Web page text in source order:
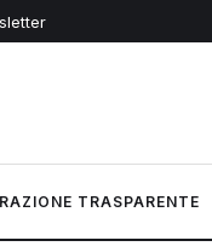
TRASPARENTE